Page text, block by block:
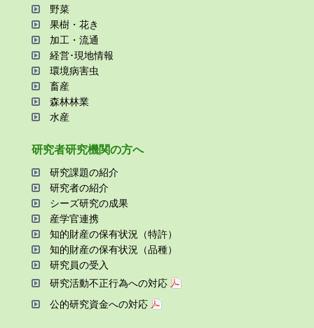
野菜
果樹・花き
加⼯・流通
経営･現地情報
環境病害⾍
畜産
森林林業
⽔産
研究者研究機関の⽅へ
研究課題の紹介
研究者の紹介
シーズ研究の成果
産学官連携
知的財産の保有状況（特許）
知的財産の保有状況（品種）
研究員の受⼊
研究活動不正⾏為への対応
公的研究資金への対応